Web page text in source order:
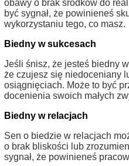
obawy o brak środków do
być sygnał, że powinieneś
wykorzystaniu tego, co masz.
Biedny w sukcesach
Jeśli śnisz, że jesteś biedny
że czujesz się niedoceniany
osiągnięciach. Może to być
docenienia swoich małych
Biedny w relacjach
Sen o biedzie w relacjach
o brak bliskości lub
sygnał, że powinieneś